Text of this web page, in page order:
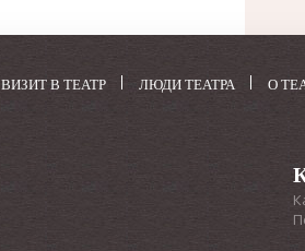
В
ВИЗИТ В ТЕАТР ЛЮДИ ТЕАТРА О